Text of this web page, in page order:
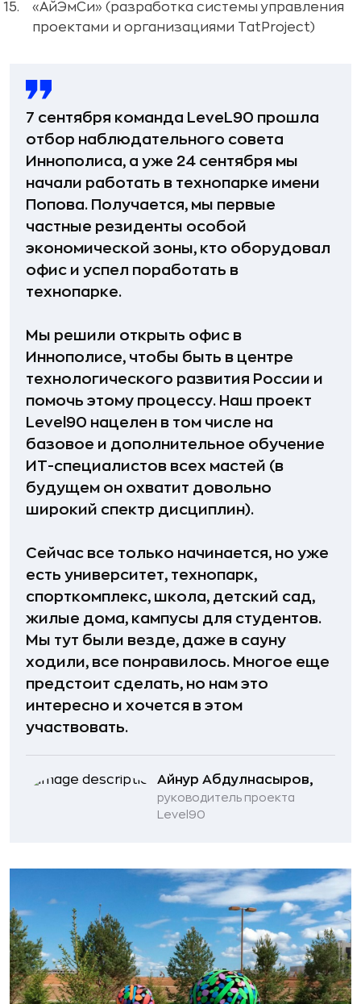
«АйЭмСи» (разработка системы управления
проектами и организациями TatProject)
7 сентября команда LeveL90 прошла
отбор наблюдательного совета
Иннополиса, а уже 24 сентября мы
начали работать в технопарке имени
Попова. Получается, мы первые
частные резиденты особой
экономической зоны, кто оборудовал
офис и успел поработать в
технопарке.
Мы решили открыть офис в
Иннополисе, чтобы быть в центре
технологического развития России и
помочь этому процессу. Наш проект
Level90 нацелен в том числе на
базовое и дополнительное обучение
ИТ-специалистов всех мастей (в
будущем он охватит довольно
широкий спектр дисциплин).
Сейчас все только начинается, но уже
есть университет, технопарк,
спорткомплекс, школа, детский сад,
жилые дома, кампусы для студентов.
Мы тут были везде, даже в сауну
ходили, все понравилось. Многое еще
предстоит сделать, но нам это
интересно и хочется в этом
участвовать.
Айнур Абдулнасыров,
руководитель проекта
Level90